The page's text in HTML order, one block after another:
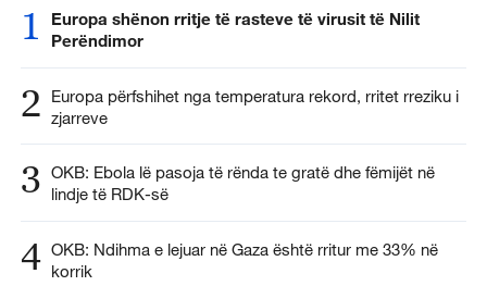
1
Europa shënon rritje të rasteve të virusit të Nilit
Perëndimor
2
Europa përfshihet nga temperatura rekord, rritet rreziku i
zjarreve
3 OKB: Ebola lë pasoja të rënda te gratë dhe fëmijët në
lindje të RDK-së
4 OKB: Ndihma e lejuar në Gaza është rritur me 33% në
korrik